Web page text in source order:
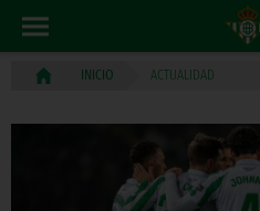
INICIO ACTUALIDAD